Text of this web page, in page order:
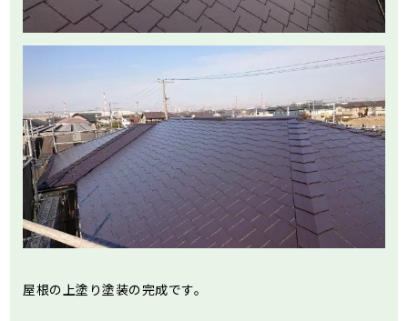
屋根の上塗り塗装の完成です。